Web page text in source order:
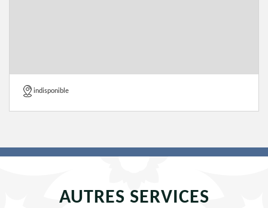
indisponible
AUTRES SERVICES